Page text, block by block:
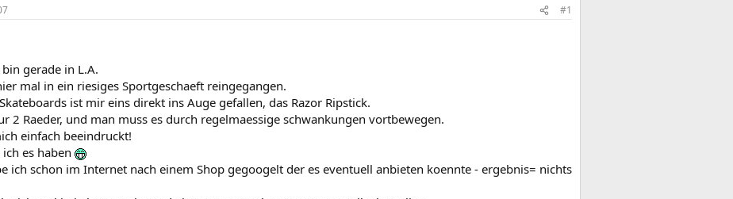
#1
gerade in L.A.
mal in ein riesiges Sportgeschaeft reingegangen.
ist mir eins direkt ins Auge gefallen, das Razor Ripstick.
2 Raeder, und man muss es durch regelmaessige schwankungen vortbewegen.
einfach beeindruckt!
es haben
ich schon im Internet nach einem Shop gegoogelt der es eventuell anbieten koennte - ergebnis= nichts